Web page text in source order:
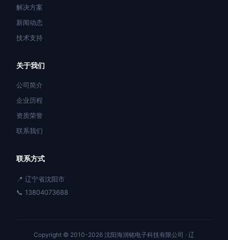
解决方案
新闻动态
技术支持
关于我们
公司简介
企业历程
资质荣誉
联系我们
联系方式
📍 辽宁省沈阳市
📞 13804073688
Copyright © 2010-2026 沈阳海润铭电子科技有限公司 · 辽